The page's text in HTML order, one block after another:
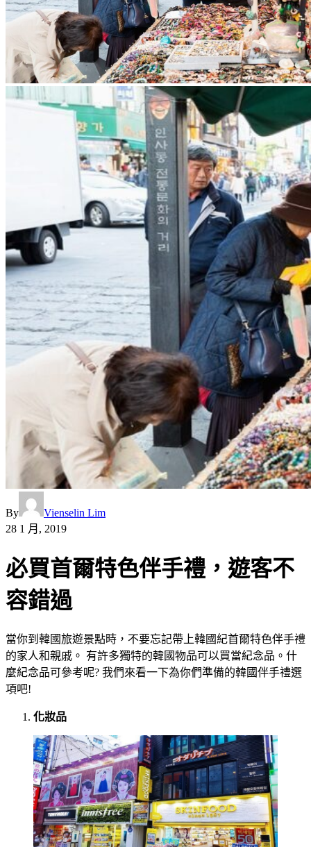
By
Vienselin Lim
28 1 月, 2019
必買首爾特色伴手禮，遊客不
容錯過
當你到韓國旅遊景點時，不要忘記帶上韓國紀首爾特色伴手禮
的家人和親戚。 有許多獨特的韓國物品可以買當紀念品。什
麼紀念品可參考呢? 我們來看一下為你們準備的韓國伴手禮選
項吧!
化妝品